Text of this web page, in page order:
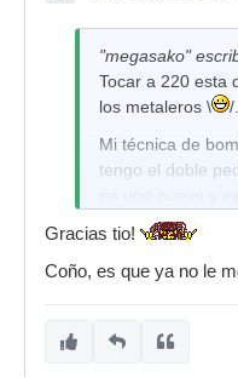
"megasako"
Tocar a 220 esta
los metaleros \
/.
Mi técnica de
tengo el doble
pa uno nuevo y
vez está peor y
Gracias tio!
Coño, es que ya no le